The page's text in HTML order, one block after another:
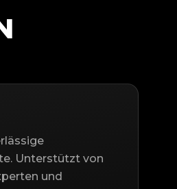
Unterstützt von
und